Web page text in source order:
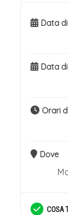
Data
Data
Orari
Dove
COSA